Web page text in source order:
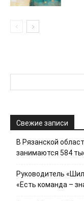
Свежие записи
В Рязанской
занимаются 584
Руководитель
«Есть команда –